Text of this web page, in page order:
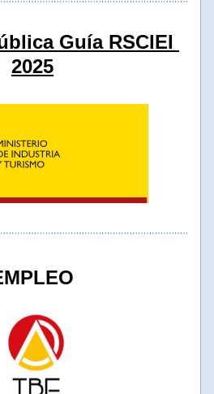
Guía RSCIEI
2025